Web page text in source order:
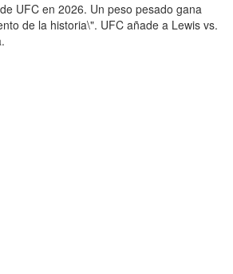
UFC en 2026. Un peso pesado gana
de la historia\". UFC añade a Lewis vs.